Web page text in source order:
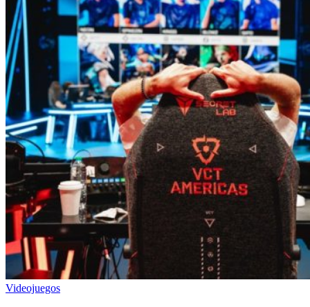
Videojuegos